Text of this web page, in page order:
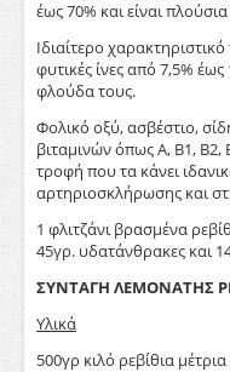
έως 70% και είναι
Ιδιαίτερο
φυτικές ίνες από 7,5%
φλούδα τους.
Φολικό οξύ, ασβέστιο,
βιταμινών όπως Α, Β1, Β2,
τροφή που τα κάνει
αρτηριοσκλήρωσης και
1 φλιτζάνι βρασμένα
45γρ. υδατάνθρακες και
ΣΥΝΤΑΓΗ ΛΕΜΟΝΑΤΗΣ
Υλικά
500γρ κιλό ρεβίθια μέτρια